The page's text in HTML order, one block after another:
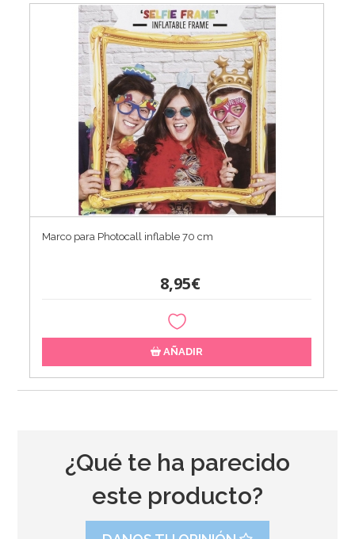
Marco para Photocall inflable 70 cm
8,95€
AÑADIR
¿Qué te ha parecido
este producto?